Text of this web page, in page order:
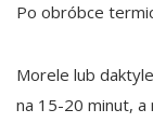
Po obróbce
Morele lub
na 15-20 minut, a